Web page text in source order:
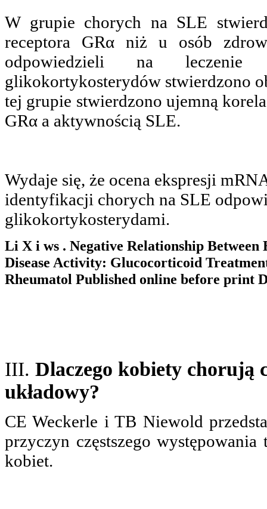
W grupie chorych na SLE
receptora GRα niż u osób
odpowiedzieli na leczenie
glikokortykosterydów stwierdzono
tej grupie stwierdzono ujemną
GRα a aktywnością SLE.
Wydaje się, że ocena ekspresji
identyfikacji chorych na SLE
glikokortykosterydami.
Li X i ws . Negative Relationship Between
Disease Activity: Glucocorticoid
Rheumatol Published online before print
III. Dlaczego kobiety chorują
układowy?
CE Weckerle i TB Niewold
przyczyn częstszego
kobiet.